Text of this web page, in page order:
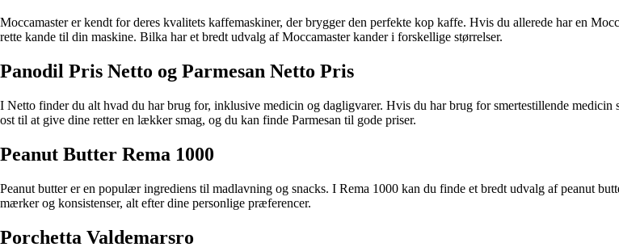
Moccamaster er kendt for deres kvalitets kaffemaskiner, der brygger den perfekte kop kaffe. Hvis du allerede har en
rette kande til din maskine. Bilka har et bredt udvalg af Moccamaster kander i forskellige størrelser.
Panodil Pris Netto og Parmesan Netto Pris
I Netto finder du alt hvad du har brug for, inklusive medicin og dagligvarer. Hvis du har brug for smertestillende
ost til at give dine retter en lækker smag, og du kan finde Parmesan til gode priser.
Peanut Butter Rema 1000
Peanut butter er en populær ingrediens til madlavning og snacks. I Rema 1000 kan du finde et bredt udvalg af peanut
mærker og konsistenser, alt efter dine personlige præferencer.
Porchetta Valdemarsro